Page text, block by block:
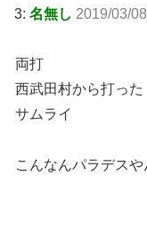
3: 名無し 2019/03/
両打
西武田村から打った
サムライ
こんなんパラデスや